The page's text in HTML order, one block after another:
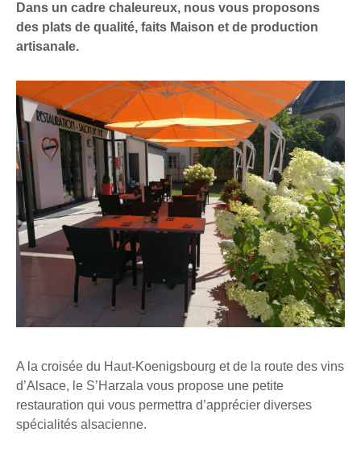
Dans un cadre chaleureux, nous vous proposons
des plats de qualité, faits Maison et de production
artisanale.
A la croisée du Haut-Koenigsbourg et de la route des vins
d’Alsace, le S’Harzala vous propose une petite
restauration qui vous permettra d’apprécier diverses
spécialités alsacienne.